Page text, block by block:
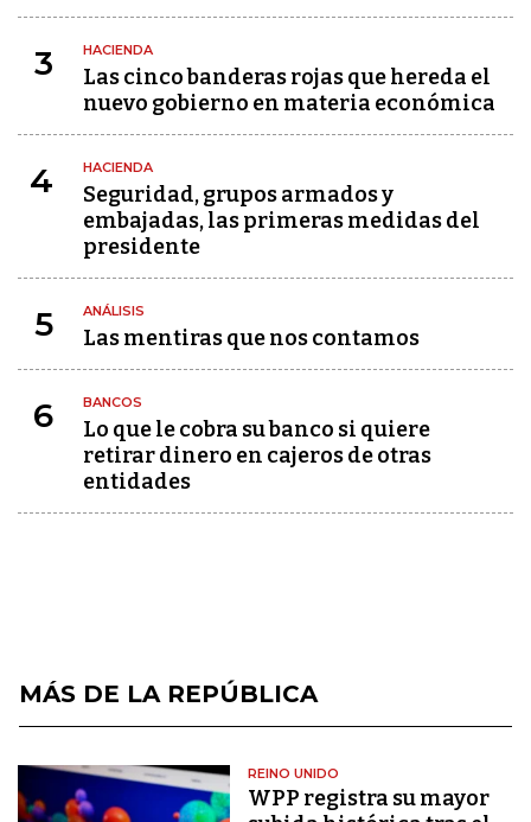
3 HACIENDA
Las cinco banderas rojas que hereda el
nuevo gobierno en materia económica
4 HACIENDA
Seguridad, grupos armados y
embajadas, las primeras medidas del
presidente
5 ANÁLISIS
Las mentiras que nos contamos
6 BANCOS
Lo que le cobra su banco si quiere
retirar dinero en cajeros de otras
entidades
MÁS DE LA REPÚBLICA
REINO UNIDO
WPP registra su mayor